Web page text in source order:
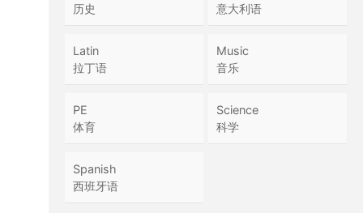
历史
意大利语
Latin
拉丁语
Music
音乐
PE
体育
Science
科学
Spanish
西班牙语